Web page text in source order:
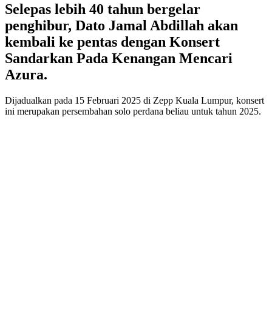
Selepas lebih 40 tahun bergelar
penghibur, Dato Jamal Abdillah akan
kembali ke pentas dengan Konsert
Sandarkan Pada Kenangan Mencari
Azura.
Dijadualkan pada 15 Februari 2025 di Zepp Kuala Lumpur, konsert
ini merupakan persembahan solo perdana beliau untuk tahun 2025.